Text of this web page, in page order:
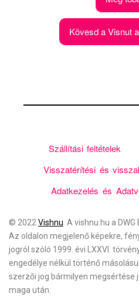
Kövesd a Visnut
Szállítási feltételek
Visszatérítési és
Adatkezelés és
© 2022 Vishnu . A vishnu.hu a
Az oldalon megjelenő képekre,
jogról szóló 1999. évi LXXVI.
engedélye nélkül történő
szerzői jog bármilyen megsértése
maga után.